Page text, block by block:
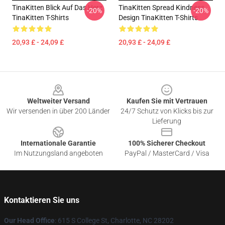
TinaKitten Blick Auf Das Herz
TinaKitten T-Shirts
20,93 £ - 24,09 £
-20%
TinaKitten Spread Kindness
Design TinaKitten T-Shirts
20,93 £ - 24,09 £
-20%
Weltweiter Versand
Wir versenden in über 200 Länder
Kaufen Sie mit Vertrauen
24/7 Schutz von Klicks bis zur
Lieferung
Internationale Garantie
Im Nutzungsland angeboten
100% Sicherer Checkout
PayPal / MasterCard / Visa
Kontaktieren Sie uns
Our Head Office: 615 S College St, Charlotte, NC 28202